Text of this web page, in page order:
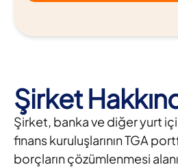
Şirket
Şirket, banka ve diğer yurt içi
finans kuruluşlarının TGA
borçların çözümlenmesi